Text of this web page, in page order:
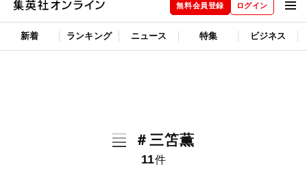
無料会員登録 ログイン
新着 ランキング ニュース 特集 ビジネス
＃三笘薫
11件